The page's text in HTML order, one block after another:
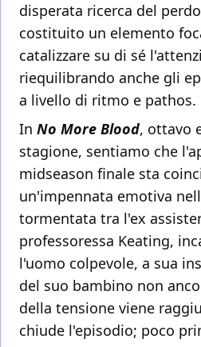
disperata ricerca del
costituito un elemento
catalizzare su di sé
riequilibrando anche gli
a livello di ritmo e pathos.
In No More Blood, ottavo
stagione, sentiamo che
midseason finale sta
un'impennata emotiva
tormentata tra l'ex
professoressa Keating,
l'uomo colpevole, a sua
del suo bambino non
della tensione viene
chiude l'episodio; poco